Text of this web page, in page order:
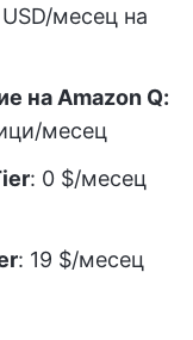
месец на
на Amazon Q:
месец
: 0 $/месец
: 19 $/месец